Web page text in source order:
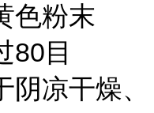
色粉末
80目
阴凉干燥、